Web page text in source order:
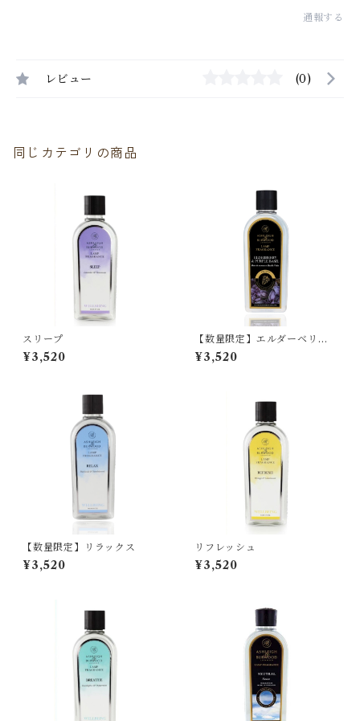
通報する
レビュー (0)
同じカテゴリの商品
スリープ
¥3,520
【数量限定】エルダーベリー
＆パープルバジル
¥3,520
【数量限定】リラックス
¥3,520
リフレッシュ
¥3,520